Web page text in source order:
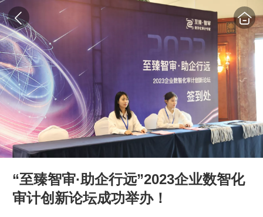
“至臻智审·助企行远”2023企业数智化
审计创新论坛成功举办！